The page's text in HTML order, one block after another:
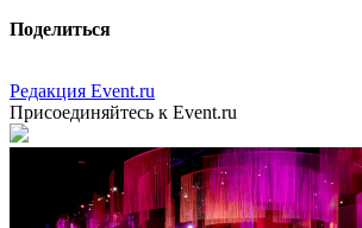
Поделиться
Редакция Event.ru
Присоединяйтесь к Event.ru